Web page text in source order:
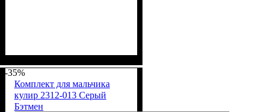
х/б)
-35%
Комплект для мальчика
кулир 2312-013 Серый
Бэтмен